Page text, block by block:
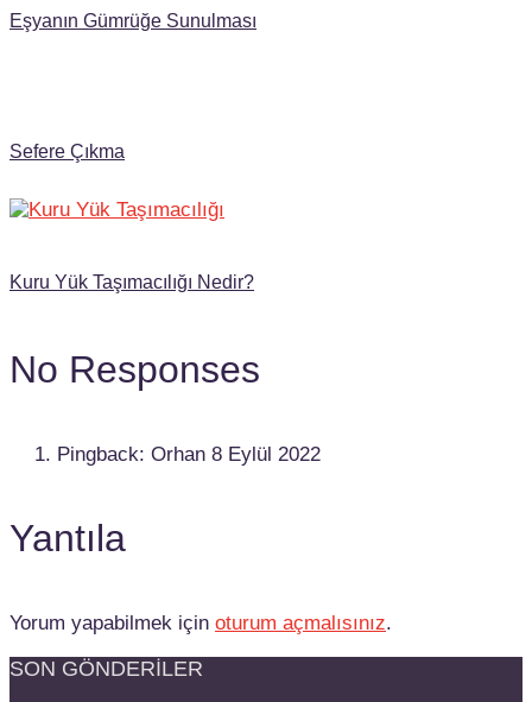
Eşyanın Gümrüğe Sunulması
Sefere Çıkma
Kuru Yük Taşımacılığı Nedir?
No Responses
Pingback: Orhan 8 Eylül 2022
Yantıla
Yorum yapabilmek için oturum açmalısınız.
SON GÖNDERILER